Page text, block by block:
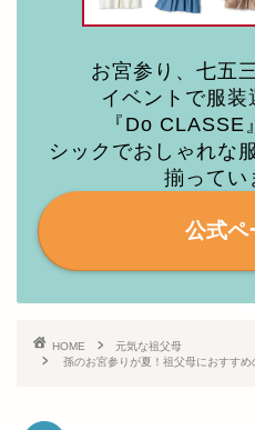
お宮参り、七五
イベントで服装
『Do CLASSE
シックでおしゃれな
揃ってい
公式ペ
HOME
元気な祖父母
孫のお宮参りが夏！祖父母におすす